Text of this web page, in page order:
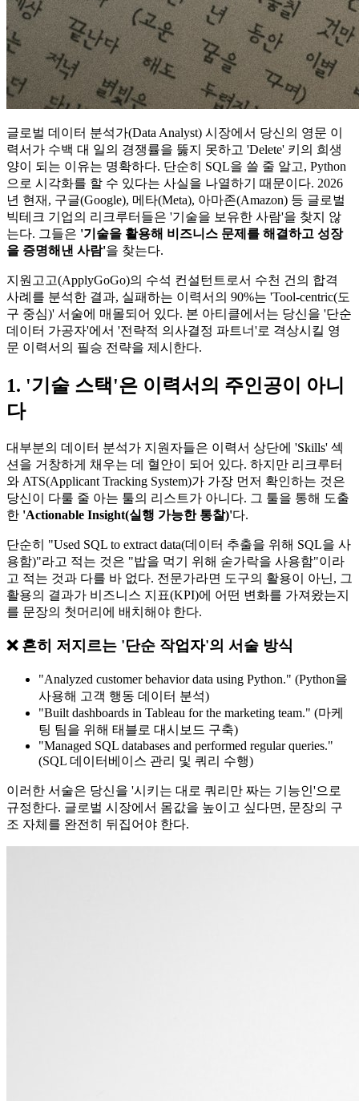
글로벌 데이터 분석가(Data Analyst) 시장에서 당신의 영문 이
력서가 수백 대 일의 경쟁률을 뚫지 못하고 'Delete' 키의 희생
양이 되는 이유는 명확하다. 단순히 SQL을 쓸 줄 알고, Python
으로 시각화를 할 수 있다는 사실을 나열하기 때문이다. 2026
년 현재, 구글(Google), 메타(Meta), 아마존(Amazon) 등 글로벌
빅테크 기업의 리크루터들은 '기술을 보유한 사람'을 찾지 않
는다. 그들은 '기술을 활용해 비즈니스 문제를 해결하고 성장
을 증명해낸 사람'​을 찾는다.
지원고고(ApplyGoGo)의 수석 컨설턴트로서 수천 건의 합격
사례를 분석한 결과, 실패하는 이력서의 90%는 'Tool-centric(도
구 중심)' 서술에 매몰되어 있다. 본 아티클에서는 당신을 '단순
데이터 가공자'에서 '전략적 의사결정 파트너'로 격상시킬 영
문 이력서의 필승 전략을 제시한다.
1. '기술 스택'은 이력서의 주인공이 아니
다
대부분의 데이터 분석가 지원자들은 이력서 상단에 'Skills' 섹
션을 거창하게 채우는 데 혈안이 되어 있다. 하지만 리크루터
와 ATS(Applicant Tracking System)가 가장 먼저 확인하는 것은
당신이 다룰 줄 아는 툴의 리스트가 아니다. 그 툴을 통해 도출
한 'Actionable Insight(실행 가능한 통찰)'​다.
단순히 "Used SQL to extract data(데이터 추출을 위해 SQL을 사
용함)"라고 적는 것은 "밥을 먹기 위해 숟가락을 사용함"이라
고 적는 것과 다를 바 없다. 전문가라면 도구의 활용이 아닌, 그
활용의 결과가 비즈니스 지표(KPI)에 어떤 변화를 가져왔는지
를 문장의 첫머리에 배치해야 한다.
❌ 흔히 저지르는 '단순 작업자'의 서술 방식
"Analyzed customer behavior data using Python." (Python을
사용해 고객 행동 데이터 분석)
"Built dashboards in Tableau for the marketing team." (마케
팅 팀을 위해 태블로 대시보드 구축)
"Managed SQL databases and performed regular queries."
(SQL 데이터베이스 관리 및 쿼리 수행)
이러한 서술은 당신을 '시키는 대로 쿼리만 짜는 기능인'으로
규정한다. 글로벌 시장에서 몸값을 높이고 싶다면, 문장의 구
조 자체를 완전히 뒤집어야 한다.